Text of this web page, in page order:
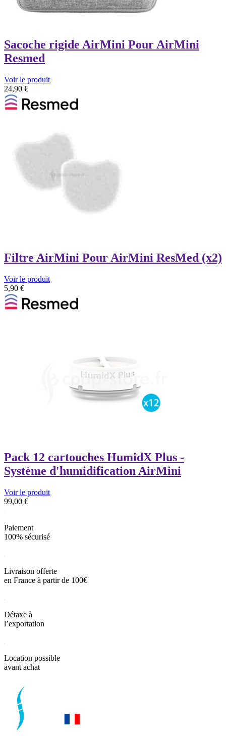
Sacoche rigide AirMini Pour AirMini
Resmed
Voir le produit
24,90 €
Filtre AirMini Pour AirMini ResMed (x2)
Voir le produit
5,90 €
Pack 12 cartouches HumidX Plus -
Système d'humidification AirMini
Voir le produit
99,00 €
Paiement
100% sécurisé
Livraison offerte
en France à partir de 100€
Détaxe à
l’exportation
Location possible
avant achat